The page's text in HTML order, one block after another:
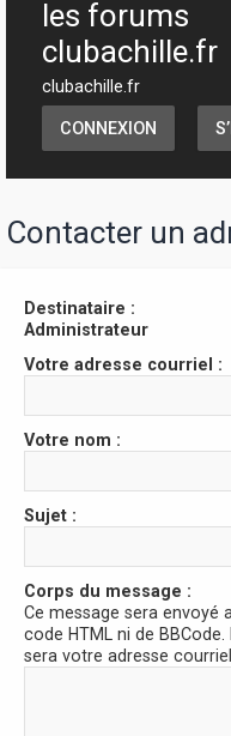
les forums
clubachille.fr
clubachille.fr
CONNEXION
Contacter un
Destinataire :
Administrateur
Votre adresse courriel :
Votre nom :
Sujet :
Corps du message :
Ce message sera envoyé
code HTML ni de
sera votre adresse